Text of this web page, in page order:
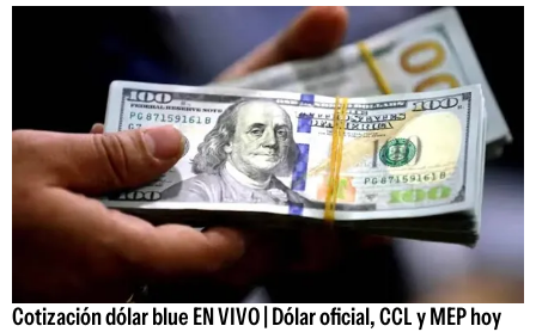
Cotización dólar blue EN VIVO | Dólar oficial, CCL y MEP hoy